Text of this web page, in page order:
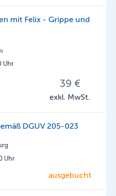
mit Felix - Grippe und
Uhr
39 €
exkl. MwSt.
DGUV 205-023
Uhr
ausgebucht